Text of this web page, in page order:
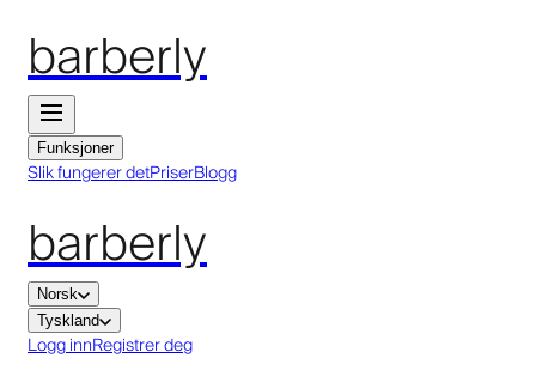
barberly
Funksjoner
Slik fungerer detPriserBlogg
barberly
Norsk
Tyskland
Logg innRegistrer deg